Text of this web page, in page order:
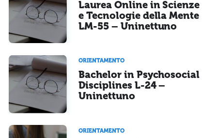
Laurea Online in Scienze
e Tecnologie della Mente
LM-55 – Uninettuno
ORIENTAMENTO
Bachelor in Psychosocial
Disciplines L-24 –
Uninettuno
ORIENTAMENTO